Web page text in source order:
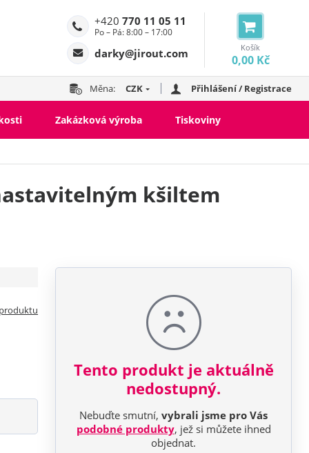
Košík
0,00 Kč
+420 770 11 05 11
Po – Pá: 8:00 – 17:00
darky@jirout.com
Měna: CZK Přihlášení / Registrace
Zakázková výroba Tiskoviny
kšiltem
Tento produkt je aktuálně
nedostupný.
Nebuďte smutní,vybrali jsme pro Vás
podobné produkty, jež si můžete ihned
objednat.